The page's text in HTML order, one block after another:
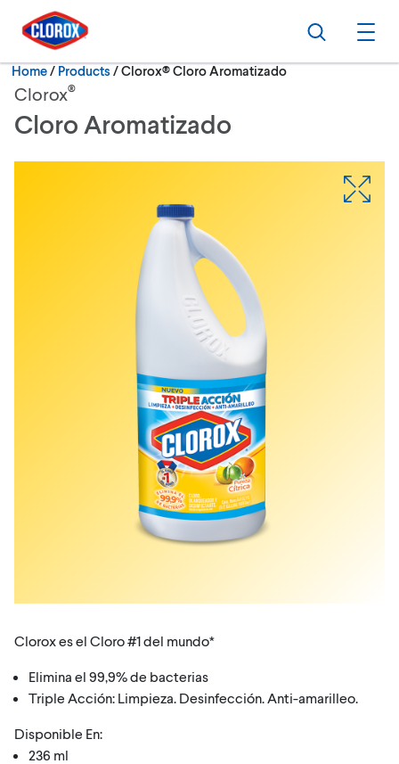
Skip to main navigation
Skip to content
Skip to footer
Search
Home/ Products Current:
Clorox® Cloro Aromatizado
Clorox®
Cloro Aromatizado
Clorox es el Cloro #1 del mundo*
Elimina el 99,9% de bacterias
Triple Acción: Limpieza. Desinfección. Anti-amarilleo.
Disponible En:
236 ml